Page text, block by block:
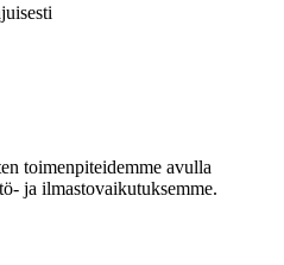
toimenpiteidemme avulla
ja ilmastovaikutuksemme.